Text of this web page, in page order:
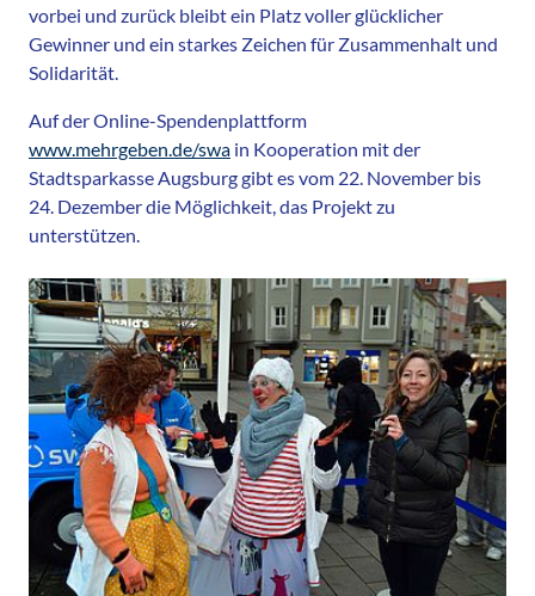
vorbei und zurück bleibt ein Platz voller glücklicher
Gewinner und ein starkes Zeichen für Zusammenhalt und
Solidarität.
Auf der Online-Spendenplattform
www.mehrgeben.de/swa in Kooperation mit der
Stadtsparkasse Augsburg gibt es vom 22. November bis
24. Dezember die Möglichkeit, das Projekt zu
unterstützen.